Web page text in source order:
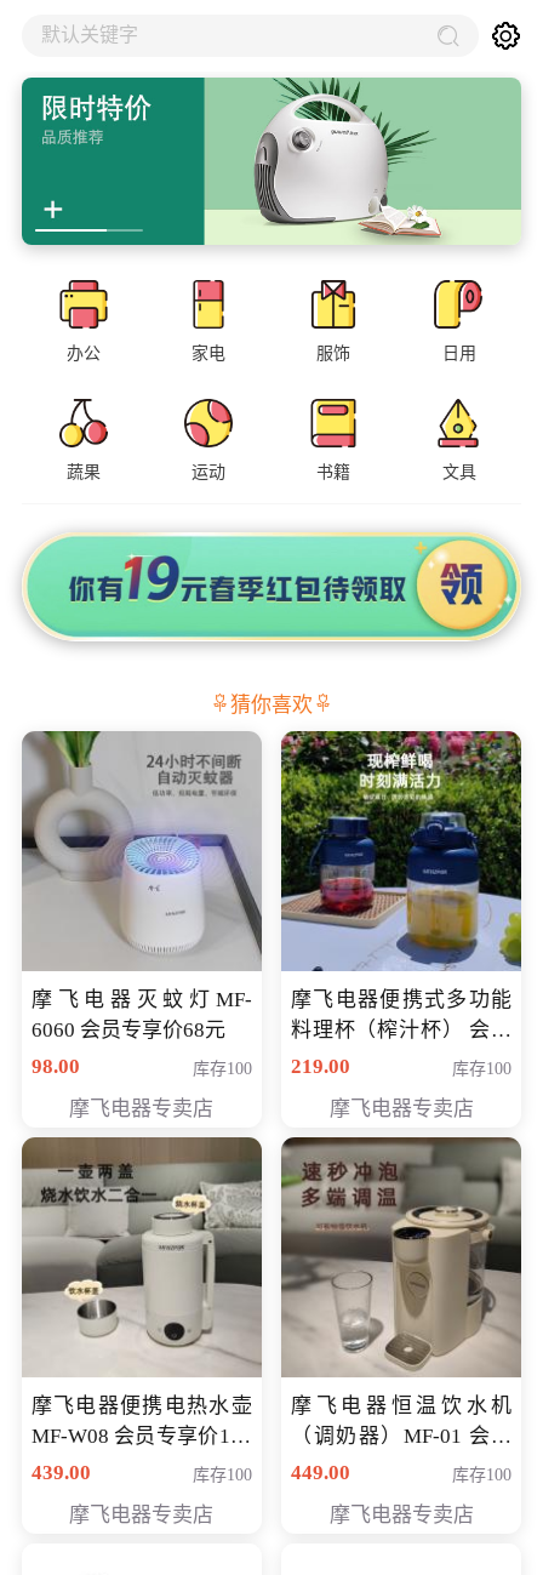
默认关键字
办公 家电 服饰 日用
蔬果 运动 书籍 文具
猜你喜欢
摩飞电器灭蚊灯MF-
6060 会员专享价68元
98.00
库存100
摩飞电器专卖店
摩飞电器便携式多功能
料理杯（榨汁杯） 会员
专享价118元
219.00 库存100
摩飞电器专卖店
摩飞电器便携电热水壶
MF-W08 会员专享价198
元
439.00 库存100
摩飞电器专卖店
摩飞电器恒温饮水机
（调奶器）MF-01 会员
专享价366元
449.00 库存100
摩飞电器专卖店